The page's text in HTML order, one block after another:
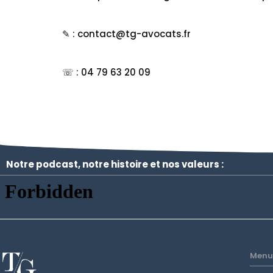
✎ : contact@tg-avocats.fr
☏ : 04 79 63 20 09
Notre podcast, notre histoire et nos valeurs :
Menu